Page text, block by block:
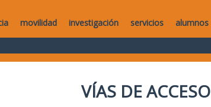
movilidad investigación servicios alumnos
VÍAS DE ACCESO